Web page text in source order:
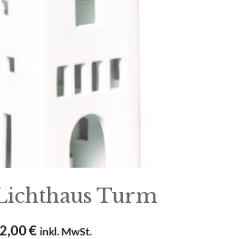
Turm
€ inkl. MwSt.